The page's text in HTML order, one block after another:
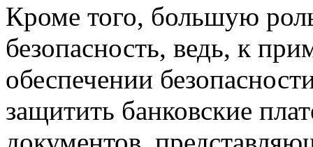
Кроме того, большую
безопасность, ведь, к
обеспечении
защитить банковские